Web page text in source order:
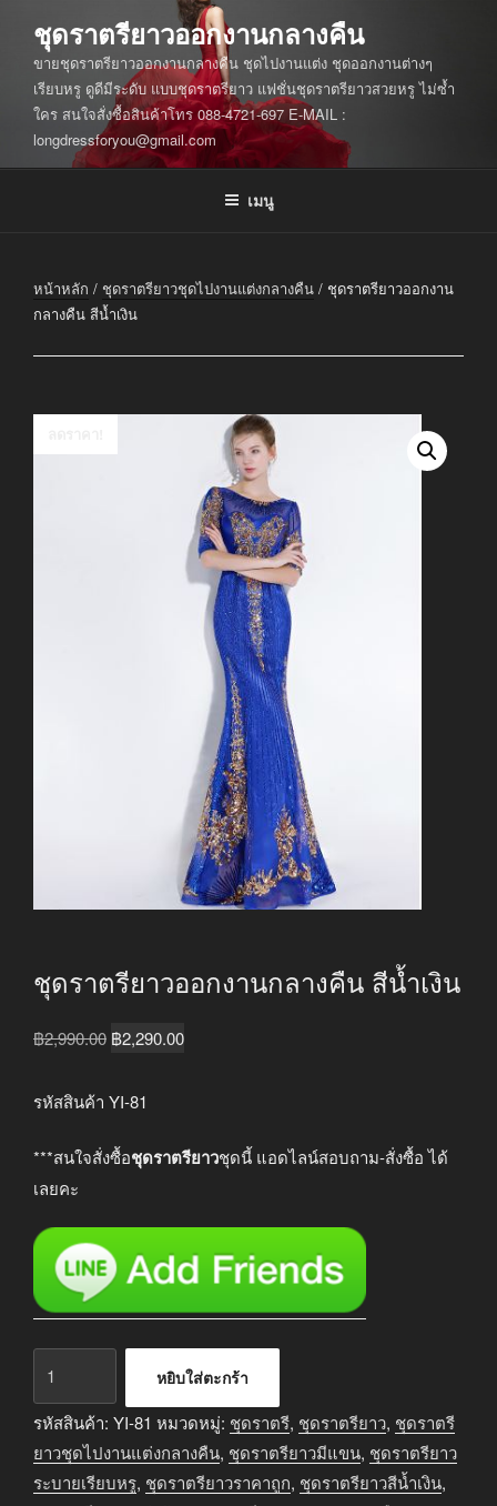
บทความ
ชุดราตรียาวออกงานกลางคืน
ขายชุดราตรียาวออกงานกลางคืน ชุดไปงานแต่ง ชุดออกงานต่างๆ
เรียบหรู ดูดีมีระดับ แบบชุดราตรียาว แฟชั่นชุดราตรียาวสวยหรู ไม่ซ้ำ
ใคร สนใจสั่งซื้อสินค้าโทร 088-4721-697 E-MAIL :
longdressforyou@gmail.com
เมนู
หน้าหลัก / ชุดราตรียาวชุดไปงานแต่งกลางคืน / ชุดราตรียาวออกงาน
กลางคืน สีน้ำเงิน
ชุดราตรียาวออกงานกลางคืน สีน้ำเงิน
฿2,990.00 Original
was:
฿2,290.00Current
รหัสสินค้า YI-81
***สนใจสั่งซื้อชุดราตรียาวชุดนี้ แอดไลน์สอบถาม-สั่งซื้อ ได้
เลยคะ
ชุด
ราตรี
ยาว
ออกงาน
หยิบใส่ตะกร้า
รหัสสินค้า: YI-81 หมวดหมู่: ชุดราตรี, ชุดราตรียาว, ชุดราตรี
ยาวชุดไปงานแต่งกลางคืน, ชุดราตรียาวมีแขน, ชุดราตรียาว
ระบายเรียบหรู, ชุดราตรียาวราคาถูก, ชุดราตรียาวสีน้ำเงิน,